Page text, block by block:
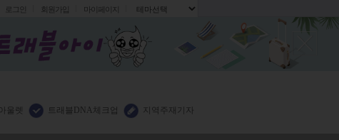
로그인 회원가입 마이페이지
울렛 트래블DNA체크업 지역주재기자